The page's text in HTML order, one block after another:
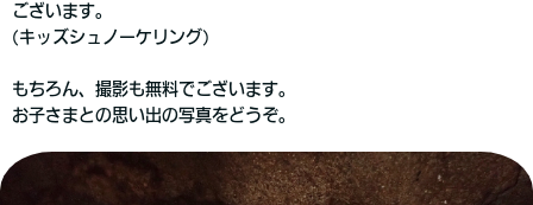
ございます。
(キッズシュノーケリング)
もちろん、撮影も無料でございます。
お子さまとの思い出の写真をどうぞ。